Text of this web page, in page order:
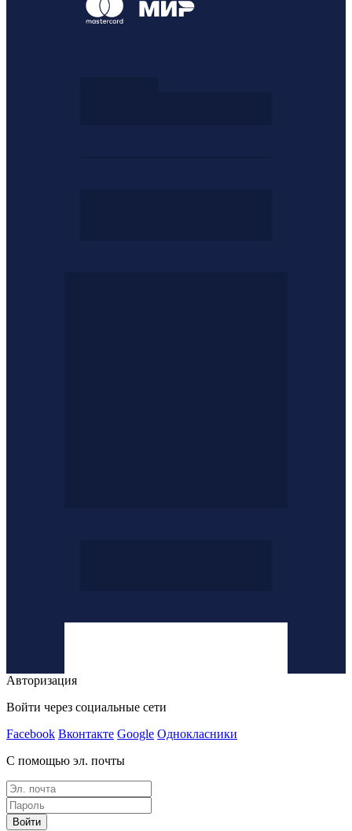
Авторизация
Войти через социальные сети
Facebook Вконтакте Google Однокласники
С помощью эл. почты
Войти